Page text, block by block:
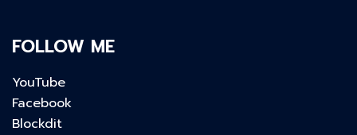
FOLLOW ME
YouTube
Facebook
Blockdit